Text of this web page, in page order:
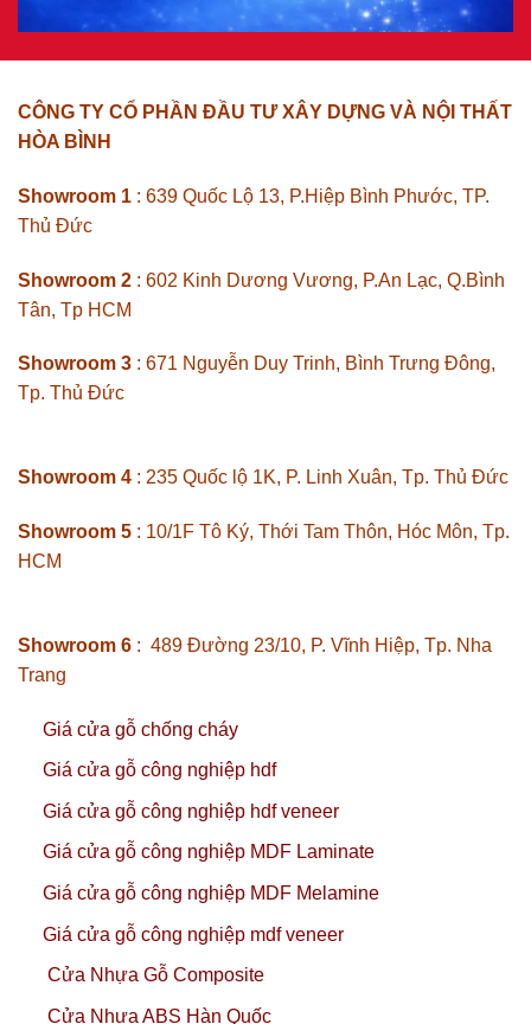
CÔNG TY CỔ PHẦN ĐẦU TƯ XÂY DỰNG VÀ NỘI THẤT
HÒA BÌNH
Showroom 1 : 639 Quốc Lộ 13, P.Hiệp Bình Phước, TP.
Thủ Đức
Showroom 2 : 602 Kinh Dương Vương, P.An Lạc, Q.Bình
Tân, Tp HCM
Showroom 3 : 671 Nguyễn Duy Trinh, Bình Trưng Đông,
Tp. Thủ Đức
Showroom 4 : 235 Quốc lộ 1K, P. Linh Xuân, Tp. Thủ Đức
Showroom 5 : 10/1F Tô Ký, Thới Tam Thôn, Hóc Môn, Tp.
HCM
Showroom 6 : 489 Đường 23/10, P. Vĩnh Hiệp, Tp. Nha
Trang
Giá cửa gỗ chống cháy
Giá cửa gỗ công nghiệp hdf
Giá cửa gỗ công nghiệp hdf veneer
Giá cửa gỗ công nghiệp MDF Laminate
Giá cửa gỗ công nghiệp MDF Melamine
Giá cửa gỗ công nghiệp mdf veneer
Cửa Nhựa Gỗ Composite
Cửa Nhựa ABS Hàn Quốc